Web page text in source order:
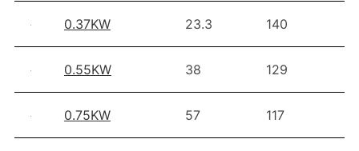
0.37KW 23.3 140
0.55KW 38 129
0.75KW 57 117